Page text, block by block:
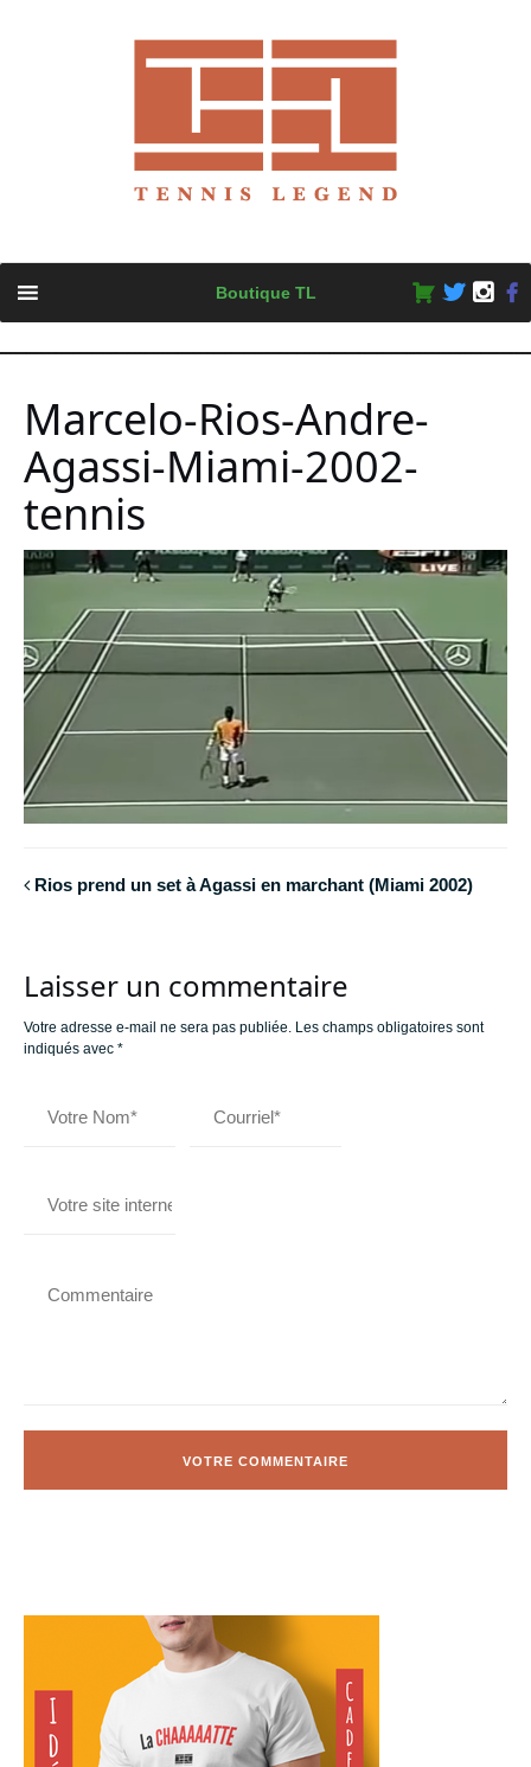
content
Boutique TL
Marcelo-Rios-Andre-
Agassi-Miami-2002-
tennis
Rios prend un set à Agassi en marchant (Miami 2002)
Laisser un commentaire
Votre adresse e-mail ne sera pas publiée. Les champs obligatoires sont
indiqués avec *